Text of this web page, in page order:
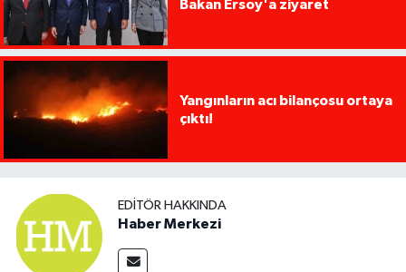
Bakan Ersoy'a ziyaret
Yangınların acı bilançosu ortaya
çıktı!
EDITÖR HAKKINDA
Haber Merkezi